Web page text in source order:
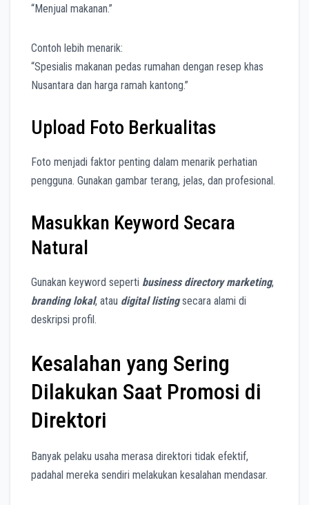
“Menjual makanan.”
Contoh lebih menarik:
“Spesialis makanan pedas rumahan dengan resep khas
Nusantara dan harga ramah kantong.”
Upload Foto Berkualitas
Foto menjadi faktor penting dalam menarik perhatian
pengguna. Gunakan gambar terang, jelas, dan profesional.
Masukkan Keyword Secara
Natural
Gunakan keyword seperti business directory marketing,
branding lokal, atau digital listingsecara alami di
deskripsi profil.
Kesalahan yang Sering
Dilakukan Saat Promosi di
Direktori
Banyak pelaku usaha merasa direktori tidak efektif,
padahal mereka sendiri melakukan kesalahan mendasar.